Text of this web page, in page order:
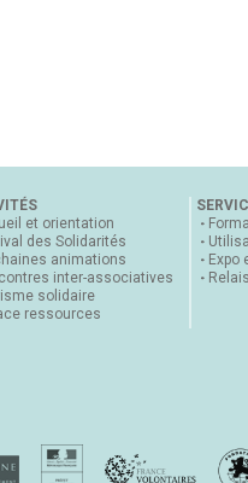
et orientation
des Solidarités
animations
inter-associatives
solidaire
ressources
Expo